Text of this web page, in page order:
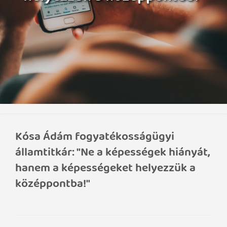
Kósa Ádám fogyatékosságügyi
államtitkár: "Ne a képességek hiányát,
hanem a képességeket helyezzük a
középpontba!"